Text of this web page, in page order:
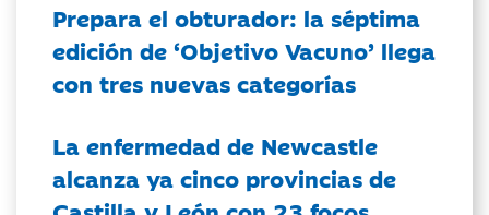
Prepara el obturador: la séptima
edición de ‘Objetivo Vacuno’ llega
con tres nuevas categorías
La enfermedad de Newcastle
alcanza ya cinco provincias de